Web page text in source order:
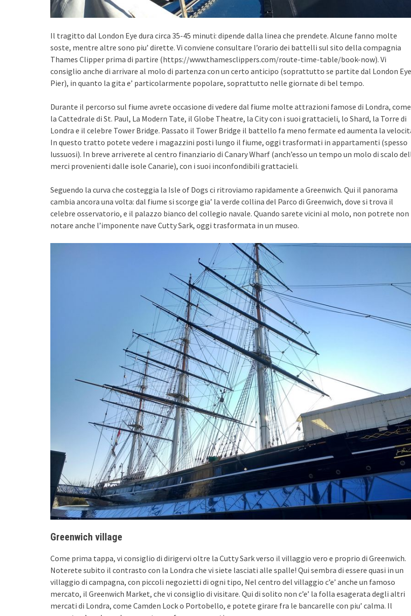
Il tragitto dal London Eye dura circa 35-45 minuti: dipende dalla linea che prendete. Alcune fanno molte
soste, mentre altre sono piu’ dirette. Vi conviene consultare l’orario dei battelli sul sito della compagnia
Thames Clipper prima di partire (https://www.thamesclippers.com/route-time-table/book-now). Vi
consiglio anche di arrivare al molo di partenza con un certo anticipo (soprattutto se partite dal London Eye
Pier), in quanto la gita e’ particolarmente popolare, soprattutto nelle giornate di bel tempo.
Durante il percorso sul fiume avrete occasione di vedere dal fiume molte attrazioni famose di Londra, come
la Cattedrale di St. Paul, La Modern Tate, il Globe Theatre, la City con i suoi grattacieli, lo Shard, la Torre di
Londra e il celebre Tower Bridge. Passato il Tower Bridge il battello fa meno fermate ed aumenta la
In questo tratto potete vedere i magazzini posti lungo il fiume, oggi trasformati in appartamenti (spesso
lussuosi). In breve arriverete al centro finanziario di Canary Wharf (anch’esso un tempo un molo di scalo
merci provenienti dalle isole Canarie), con i suoi inconfondibili grattacieli.
Seguendo la curva che costeggia la Isle of Dogs ci ritroviamo rapidamente a Greenwich. Qui il panorama
cambia ancora una volta: dal fiume si scorge gia’ la verde collina del Parco di Greenwich, dove si trova il
celebre osservatorio, e il palazzo bianco del collegio navale. Quando sarete vicini al molo, non potrete non
notare anche l’imponente nave Cutty Sark, oggi trasformata in un museo.
Greenwich village
Come prima tappa, vi consiglio di dirigervi oltre la Cutty Sark verso il villaggio vero e proprio di Greenwich.
Noterete subito il contrasto con la Londra che vi siete lasciati alle spalle! Qui sembra di essere quasi in un
villaggio di campagna, con piccoli negozietti di ogni tipo, Nel centro del villaggio c’e’ anche un famoso
mercato, il Greenwich Market, che vi consiglio di visitare. Qui di solito non c’e’ la folla esagerata degli altri
mercati di Londra, come Camden Lock o Portobello, e potete girare fra le bancarelle con piu’ calma. Il